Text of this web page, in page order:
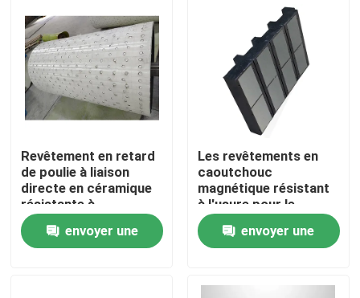
Aperçu
Produits
Vidéos
Revêtement en retard
de poulie à liaison
directe en céramique
résistante à
l&#39;usure élevée
envoyer une
Les revêtements en
caoutchouc
magnétique résistant
à l'usure pour le
traitement des
minérauxenvoyer une